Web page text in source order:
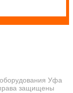
Уфа
защищены